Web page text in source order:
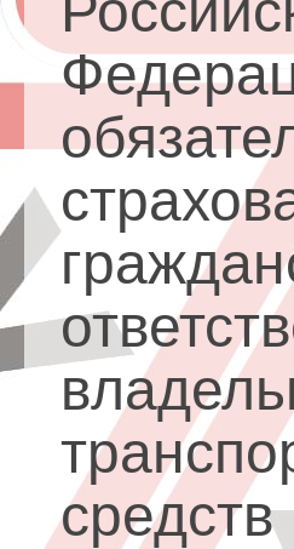
средств